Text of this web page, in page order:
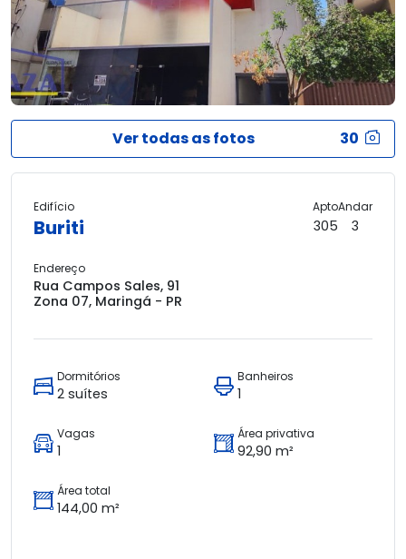
Ver todas as fotos 30
Edifício
Buriti
Apto
305
Andar
3
Endereço
Rua Campos Sales, 91
Zona 07, Maringá - PR
Dormitórios
2 suítes
Banheiros
1
Vagas
1
Área privativa
92,90 m²
Área total
144,00 m²